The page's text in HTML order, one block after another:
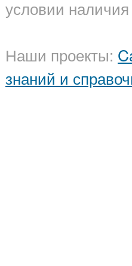
условии
Наши проекты:
знаний и